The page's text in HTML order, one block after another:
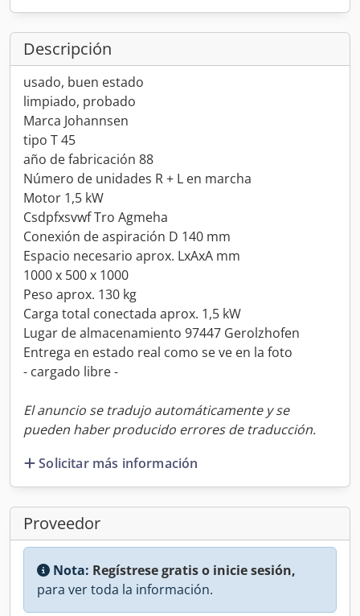
Descripción
usado, buen estado
limpiado, probado
Marca Johannsen
tipo T 45
año de fabricación 88
Número de unidades R + L en marcha
Motor 1,5 kW
Csdpfxsvwf Tro Agmeha
Conexión de aspiración D 140 mm
Espacio necesario aprox. LxAxA mm
1000 x 500 x 1000
Peso aprox. 130 kg
Carga total conectada aprox. 1,5 kW
Lugar de almacenamiento 97447 Gerolzhofen
Entrega en estado real como se ve en la foto
- cargado libre -
El anuncio se tradujo automáticamente y se
pueden haber producido errores de traducción.
Solicitar más información
Proveedor
Nota: Regístrese gratis o inicie sesión,
para ver toda la información.